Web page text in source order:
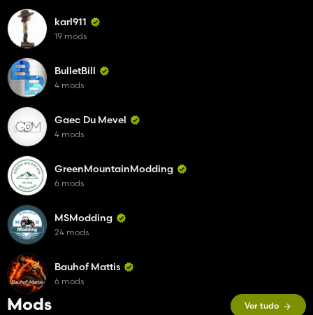
Mods Ver tudo
karl911
19 mods
BulletBill
4 mods
Gaec Du Mevel
4 mods
GreenMountainModding
6 mods
MSModding
24 mods
Bauhof Mattis
6 mods